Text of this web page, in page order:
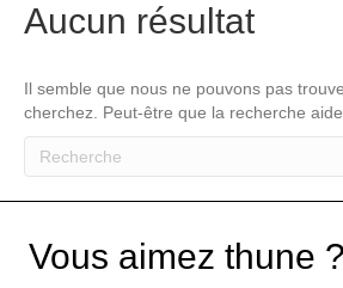
Aucun résultat
Il semble que nous ne pouvons pas
cherchez. Peut-être que la recherche
Vous aimez thune ?